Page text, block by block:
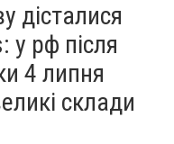
дісталися
у рф після
4 липня
склади